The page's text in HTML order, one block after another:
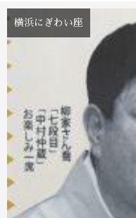
横浜にぎわい座